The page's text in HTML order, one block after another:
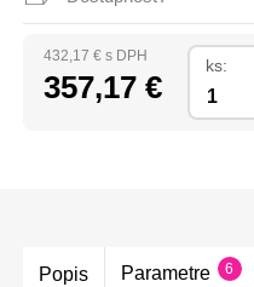
432,17 € s DPH
357,17 €
ks:
Popis Parametre 6